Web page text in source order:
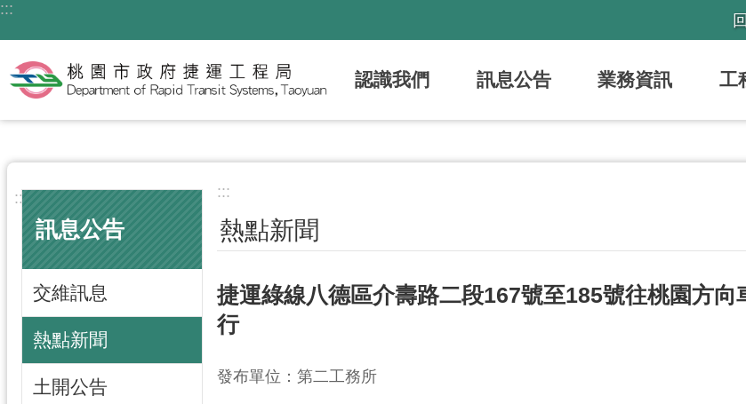
跳到主要內容區塊
:::
認識我們 訊息公告 業務資訊 工
:::
訊息公告
交維訊息
熱點新聞
土開公告
:::
熱點新聞
捷運綠線八德區介壽路二段167號至185號往桃園方
行
發布單位：第二工務所